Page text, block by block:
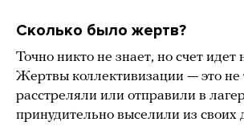
Сколько было жертв?
Точно никто не знает, но счет
Жертвы коллективизации — это не
расстреляли или отправили в
принудительно выселили из